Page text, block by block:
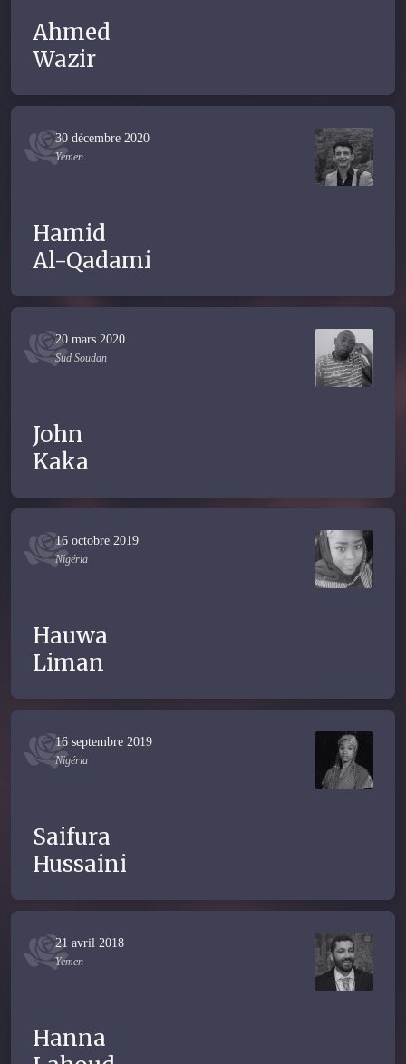
Ahmed
Wazir
30 décembre 2020
Yemen
Hamid
Al-Qadami
20 mars 2020
Sud Soudan
John
Kaka
16 octobre 2019
Nigéria
Hauwa
Liman
16 septembre 2019
Nigéria
Saifura
Hussaini
21 avril 2018
Yemen
Hanna